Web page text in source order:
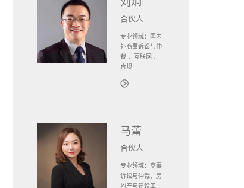
合伙人
专业领域：国内
外商事诉讼与仲
裁 、互联网 、
合规
马蕾
合伙人
专业领域：商事
诉讼与仲裁、房
地产与建设工